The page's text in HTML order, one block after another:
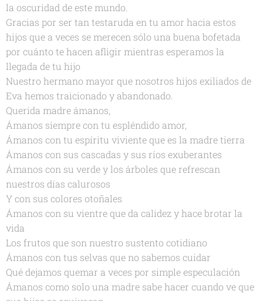
la oscuridad de este mundo.
Gracias por ser tan testaruda en tu amor hacia estos
hijos que a veces se merecen sólo una buena bofetada
por cuánto te hacen afligir mientras esperamos la
llegada de tu hijo
Nuestro hermano mayor que nosotros hijos exiliados de
Eva hemos traicionado y abandonado.
Querida madre ámanos,
Ámanos siempre con tu espléndido amor,
Ámanos con tu espíritu viviente que es la madre tierra
Ámanos con sus cascadas y sus ríos exuberantes
Ámanos con su verde y los árboles que refrescan
nuestros días calurosos
Y con sus colores otoñales
Ámanos con su vientre que da calidez y hace brotar la
vida
Los frutos que son nuestro sustento cotidiano
Ámanos con tus selvas que no sabemos cuidar
Qué dejamos quemar a veces por simple especulación
Ámanos como solo una madre sabe hacer cuando ve que